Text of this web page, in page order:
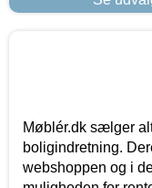
Møblér.dk sælger
boligindretning.
webshoppen og i